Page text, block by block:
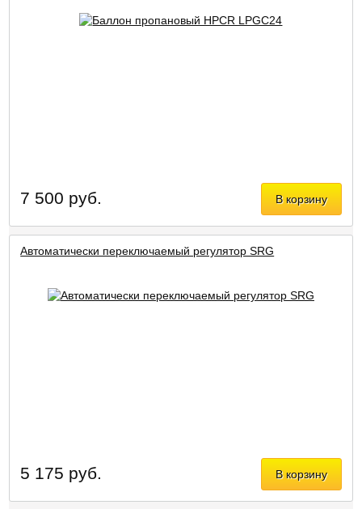
В корзину
7 500 руб.
Автоматически переключаемый регулятор SRG
В корзину
5 175 руб.